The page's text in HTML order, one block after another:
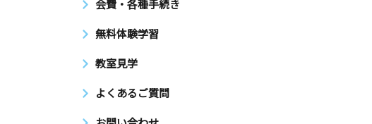
会費・各種手続き
無料体験学習
教室見学
よくあるご質問